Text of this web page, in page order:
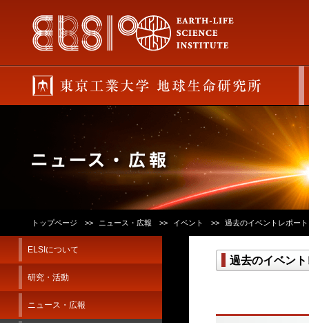
トップページ ニュース・広報 イベント 過去のイベントレポート
ELSIについて
研究・活動
ニュース・広報
過去のイベン